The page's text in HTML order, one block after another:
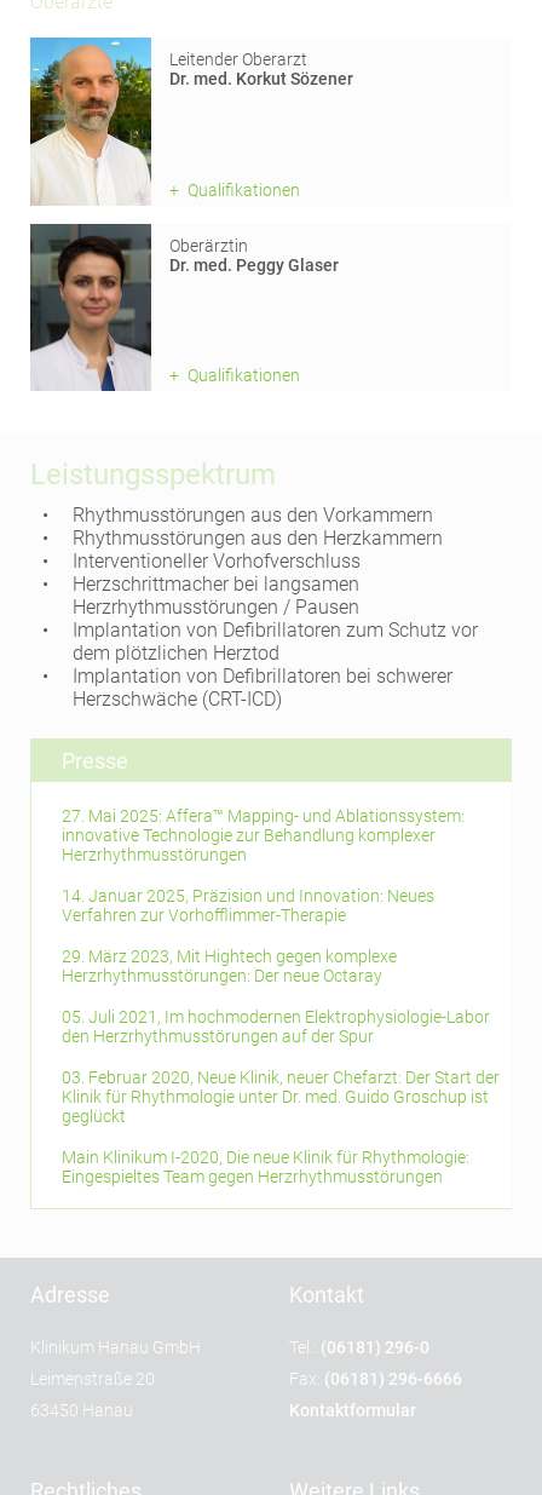
Leitender Oberarzt
Dr. med. Korkut Sözener
Qualifikationen
Oberärztin
Dr. med. Peggy Glaser
Qualifikationen
Leistungsspektrum
Rhythmusstörungen aus den Vorkammern
Rhythmusstörungen aus den Herzkammern
Interventioneller Vorhofverschluss
Herzschrittmacher bei langsamen
Herzrhythmusstörungen / Pausen
Implantation von Defibrillatoren zum Schutz vor
dem plötzlichen Herztod
Implantation von Defibrillatoren bei schwerer
Herzschwäche (CRT-ICD)
Presse
27. Mai 2025: Affera™ Mapping- und Ablationssystem:
innovative Technologie zur Behandlung komplexer
Herzrhythmusstörungen
14. Januar 2025, Präzision und Innovation: Neues
Verfahren zur Vorhofflimmer-Therapie
29. März 2023, Mit Hightech gegen komplexe
Herzrhythmusstörungen: Der neue Octaray
05. Juli 2021, Im hochmodernen Elektrophysiologie-Labor
den Herzrhythmusstörungen auf der Spur
03. Februar 2020, Neue Klinik, neuer Chefarzt: Der Start der
Klinik für Rhythmologie unter Dr. med. Guido Groschup ist
geglückt
Main Klinikum I-2020, Die neue Klinik für Rhythmologie:
Eingespieltes Team gegen Herzrhythmusstörungen
Adresse
Klinikum Hanau GmbH
Leimenstraße 20
63450 Hanau
Kontakt
Tel.: (06181) 296-0
Fax: (06181) 296-6666
Kontaktformular